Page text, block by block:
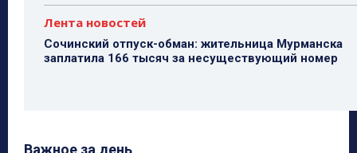
Лента новостей
Сочинский отпуск-обман: жительница Мурманска
заплатила 166 тысяч за несуществующий номер
Важное за день